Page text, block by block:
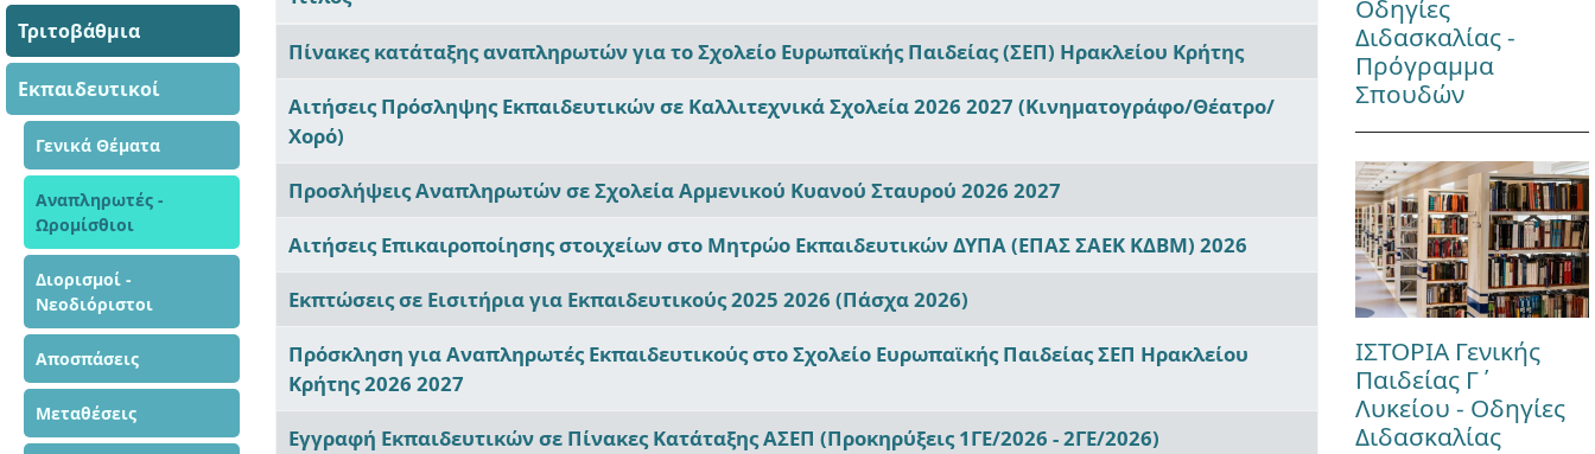
Τριτοβάθμια
Εκπαιδευτικοί
Γενικά Θέματα
Αναπληρωτές -
Ωρομίσθιοι
Διορισμοί -
Νεοδιόριστοι
Αποσπάσεις
Μεταθέσεις
Πίνακες κατάταξης αναπληρωτών για το Σχολείο Ευρωπαϊκής Παιδείας (ΣΕΠ) Ηρακλείου Κρήτης
Αιτήσεις Πρόσληψης Εκπαιδευτικών σε Καλλιτεχνικά Σχολεία 2026 2027 (Κινηματογράφο/Θέατρο/
Χορό)
Προσλήψεις Αναπληρωτών σε Σχολεία Αρμενικού Κυανού Σταυρού 2026 2027
Αιτήσεις Επικαιροποίησης στοιχείων στο Μητρώο Εκπαιδευτικών ΔΥΠΑ (ΕΠΑΣ ΣΑΕΚ ΚΔΒΜ) 2026
Εκπτώσεις σε Εισιτήρια για Εκπαιδευτικούς 2025 2026 (Πάσχα 2026)
Πρόσκληση για Αναπληρωτές Εκπαιδευτικούς στο Σχολείο Ευρωπαϊκής Παιδείας ΣΕΠ Ηρακλείου
Κρήτης 2026 2027
Εγγραφή Εκπαιδευτικών σε Πίνακες Κατάταξης ΑΣΕΠ (Προκηρύξεις 1ΓΕ/2026 - 2ΓΕ/2026)
Οδηγίες
Διδασκαλίας -
Πρόγραμμα
Σπουδών
ΙΣΤΟΡΙΑ Γενικής
Παιδείας Γ΄
Λυκείου - Οδηγίες
Διδασκαλίας